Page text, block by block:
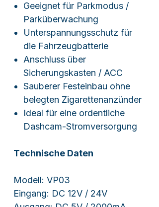
Geeignet für Parkmodus /
Parküberwachung
Unterspannungsschutz für
die Fahrzeugbatterie
Anschluss über
Sicherungskasten / ACC
Sauberer Festeinbau ohne
belegten Zigarettenanzünder
Ideal für eine ordentliche
Dashcam-Stromversorgung
Technische Daten
Modell: VP03
Eingang: DC 12V / 24V